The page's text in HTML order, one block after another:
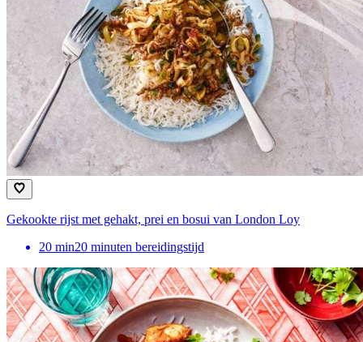
Gekookte rijst met gehakt, prei en bosui van London Loy
20 min20 minuten bereidingstijd